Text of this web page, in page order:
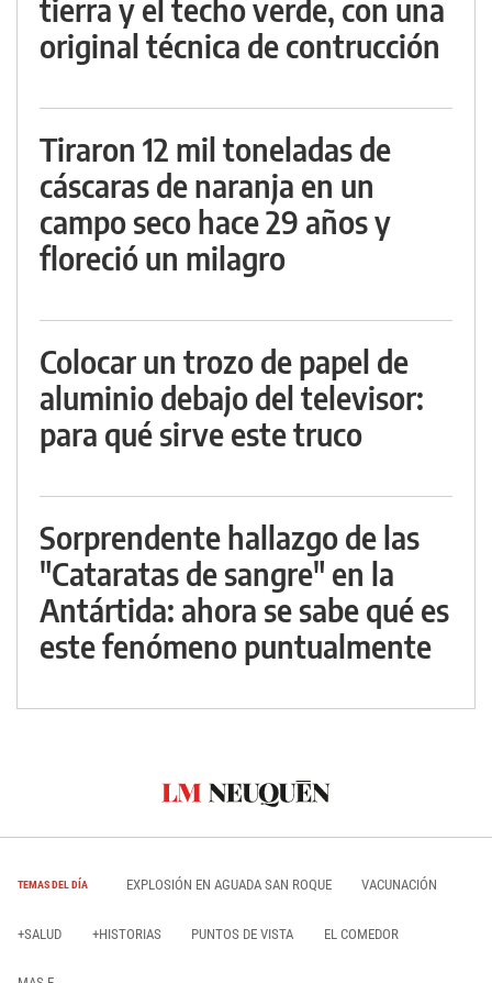
tierra y el techo verde, con una
original técnica de contrucción
Tiraron 12 mil toneladas de
cáscaras de naranja en un
campo seco hace 29 años y
floreció un milagro
Colocar un trozo de papel de
aluminio debajo del televisor:
para qué sirve este truco
Sorprendente hallazgo de las
"Cataratas de sangre" en la
Antártida: ahora se sabe qué es
este fenómeno puntualmente
TEMAS DEL DÍA EXPLOSIÓN EN AGUADA SAN ROQUE VACUNACIÓN
+SALUD +HISTORIAS PUNTOS DE VISTA EL COMEDOR